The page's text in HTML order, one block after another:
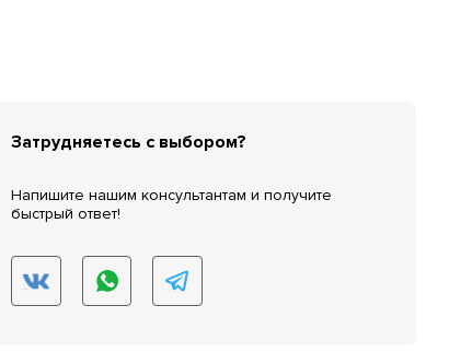
Затрудняетесь с выбором?
Напишите нашим консультантам и получите
быстрый ответ!